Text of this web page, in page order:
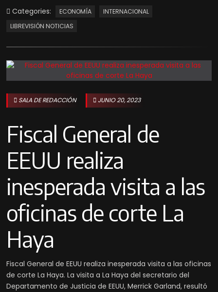
Categories: ECONOMÍA
INTERNACIONAL
LIBREVISIÓN NOTICIAS
SALA DE REDACCIÓN JUNIO 20, 2023
Fiscal General de
EEUU realiza
inesperada visita a las
oficinas de corte La
Haya
Fiscal General de EEUU realiza inesperada visita a las oficinas
de corte La Haya. La visita a La Haya del secretario del
Departamento de Justicia de EEUU, Merrick Garland, resultó